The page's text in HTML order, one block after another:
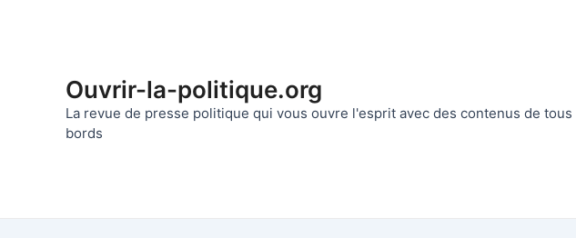
Ouvrir-la-politique.org
La revue de presse politique qui vous ouvre l'esprit avec des contenus de tous
bords